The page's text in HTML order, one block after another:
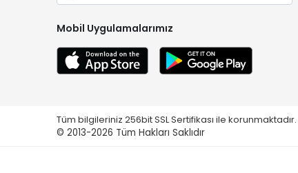
Mobil Uygulamalarımız
Tüm bilgileriniz 256bit SSL Sertifikası ile korunmaktadır.
© 2013-2026 Tüm Hakları Saklıdır